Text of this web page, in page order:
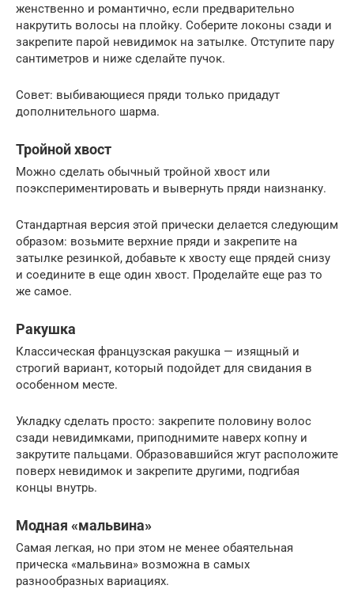
женственно и романтично, если предварительно
накрутить волосы на плойку. Соберите локоны сзади и
закрепите парой невидимок на затылке. Отступите пару
сантиметров и ниже сделайте пучок.
Совет: выбивающиеся пряди только придадут
дополнительного шарма.
Тройной хвост
Можно сделать обычный тройной хвост или
поэкспериментировать и вывернуть пряди наизнанку.
Стандартная версия этой прически делается следующим
образом: возьмите верхние пряди и закрепите на
затылке резинкой, добавьте к хвосту еще прядей снизу
и соедините в еще один хвост. Проделайте еще раз то
же самое.
Ракушка
Классическая французская ракушка — изящный и
строгий вариант, который подойдет для свидания в
особенном месте.
Укладку сделать просто: закрепите половину волос
сзади невидимками, приподнимите наверх копну и
закрутите пальцами. Образовавшийся жгут расположите
поверх невидимок и закрепите другими, подгибая
концы внутрь.
Модная «мальвина»
Самая легкая, но при этом не менее обаятельная
прическа «мальвина» возможна в самых
разнообразных вариациях.